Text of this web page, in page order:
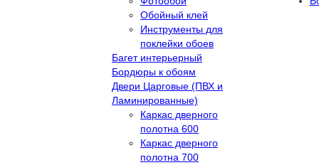
Обойный клей
Инструменты для
поклейки обоев
Багет интерьерный
Бордюры к обоям
Двери Царговые (ПВХ и
Ламинированные)
Каркас дверного
полотна 600
Каркас дверного
полотна 700